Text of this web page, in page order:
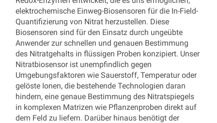
elektrochemische Einweg-Biosensoren für die In-Field-
Quantifizierung von Nitrat herzustellen. Diese
Biosensoren sind für den Einsatz durch ungeübte
Anwender zur schnellen und genauen Bestimmung
des Nitratgehalts in flüssigen Proben konzipiert. Unser
Nitratbiosensor ist unempfindlich gegen
Umgebungsfaktoren wie Sauerstoff, Temperatur oder
gelöste Ionen, die bestehende Technologien daran
hindern, eine genaue Bestimmung des Nitratspiegels
in komplexen Matrizen wie Pflanzenproben direkt auf
dem Feld zu liefern. Darüber hinaus benötigt der